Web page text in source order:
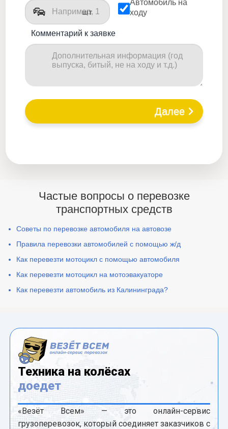
шт
Автомобиль на
ходу
Комментарий к заявке
Далее
Частые вопросы о перевозке
транспортных средств
Советы по перевозке автомобиля на автовозе
Правила перевозки автомобилей с помощью ж/д
Как перевезти мотоцикл с помощью автомобиля
Как перевезти мотоцикл на мотоэвакуаторе
Как перевезти автомобиль из Калининграда?
Техника на колёсах
доедет
«Везёт Всем» — это онлайн-сервис
грузоперевозок, который соединяет заказчиков с